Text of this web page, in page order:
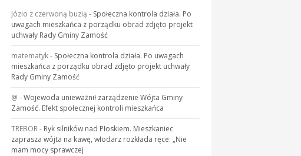
Józio z czerwoną buzią - Społeczna kontrola działa. Po
uwagach mieszkańca z porządku obrad zdjęto projekt
uchwały Rady Gminy Zamość
matematyk- Społeczna kontrola działa. Po uwagach
mieszkańca z porządku obrad zdjęto projekt uchwały
Rady Gminy Zamość
@ -Wojewoda unieważnił zarządzenie Wójta Gminy
Zamość. Efekt społecznej kontroli mieszkańca
TREBOR- Ryk silników nad Płoskiem. Mieszkaniec
zaprasza wójta na kawę, włodarz rozkłada ręce: „Nie
mam mocy sprawczej